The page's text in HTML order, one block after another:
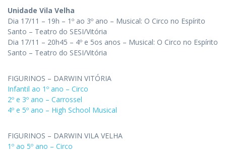
Unidade Vila Velha
Dia 17/11 – 19h – 1º ao 3º ano – Musical: O Circo no Espírito
Santo – Teatro do SESI/Vitória
Dia 17/11 – 20h45 – 4º e 5os anos – Musical: O Circo no Espírito
Santo – Teatro do SESI/Vitória
FIGURINOS – DARWIN VITÓRIA
Infantil ao 1º ano – Circo
2º e 3º ano – Carrossel
4º e 5º ano – High School Musical
FIGURINOS – DARWIN VILA VELHA
1º ao 5º ano – Circo